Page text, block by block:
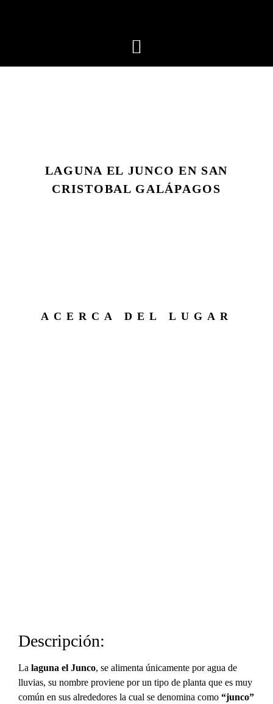
LAGUNA EL JUNCO EN SAN
CRISTOBAL GALÁPAGOS
ACERCA DEL LUGAR
Descripción:
La laguna el Junco, se alimenta únicamente por agua de
lluvias, su nombre proviene por un tipo de planta que es muy
común en sus alrededores la cual se denomina como “junco”